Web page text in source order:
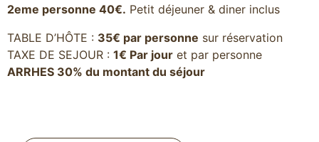
2eme personne 40€. Petit déjeuner & diner inclus
TABLE D’HÔTE : 35€ par personne sur réservation
TAXE DE SEJOUR : 1€ Par jour et par personne
ARRHES 30% du montant du séjour